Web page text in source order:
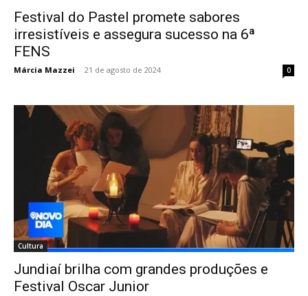
Festival do Pastel promete sabores
irresistíveis e assegura sucesso na 6ª
FENS
Márcia Mazzei - 21 de agosto de 2024 0
Cultura
Jundiaí brilha com grandes produções e
Festival Oscar Junior